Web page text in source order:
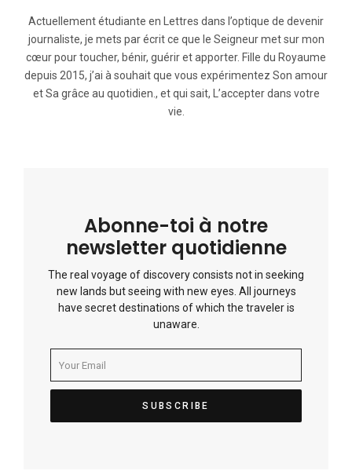
Actuellement étudiante en Lettres dans l’optique de devenir
journaliste, je mets par écrit ce que le Seigneur met sur mon
cœur pour toucher, bénir, guérir et apporter. Fille du Royaume
depuis 2015, j’ai à souhait que vous expérimentez Son amour
et Sa grâce au quotidien., et qui sait, L’accepter dans votre
vie.
Abonne-toi à notre
newsletter quotidienne
The real voyage of discovery consists not in seeking
new lands but seeing with new eyes. All journeys
have secret destinations of which the traveler is
unaware.